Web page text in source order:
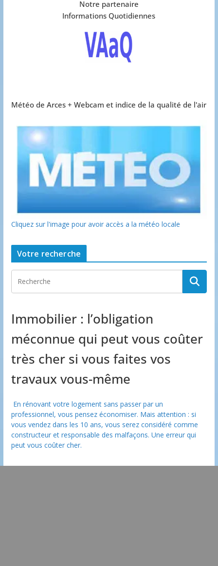
Notre partenaire
Informations Quotidiennes
Météo de Arces + Webcam et indice de la qualité de l'air
Cliquez sur l'image pour avoir accès a la météo locale
Votre recherche
Immobilier : l’obligation
méconnue qui peut vous coûter
très cher si vous faites vos
travaux vous-même
En rénovant votre logement sans passer par un
professionnel, vous pensez économiser. Mais attention : si
vous vendez dans les 10 ans, vous serez considéré comme
constructeur et responsable des malfaçons. Une erreur qui
peut vous coûter cher.